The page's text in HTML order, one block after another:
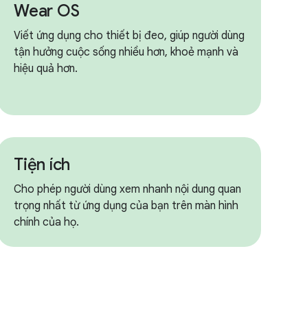
Wear OS
Viết ứng dụng cho thiết bị đeo, giúp người dùng
tận hưởng cuộc sống nhiều hơn, khoẻ mạnh và
hiệu quả hơn.
Tiện ích
Cho phép người dùng xem nhanh nội dung quan
trọng nhất từ ứng dụng của bạn trên màn hình
chính của họ.